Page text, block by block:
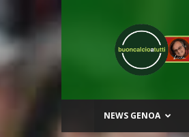
Buon
Calcio
a
Tutti
NEWS GENOA